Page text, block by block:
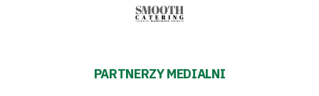
PARTNERZY MEDIALNI